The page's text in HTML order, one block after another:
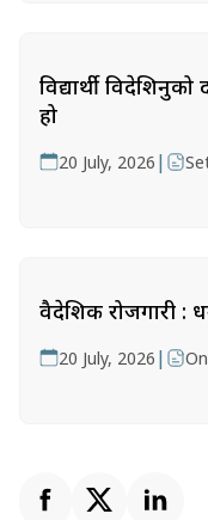
विद्यार्थी
हो
20 July, 2026 |
वैदेशिक रोजगारी :
20 July, 2026 |